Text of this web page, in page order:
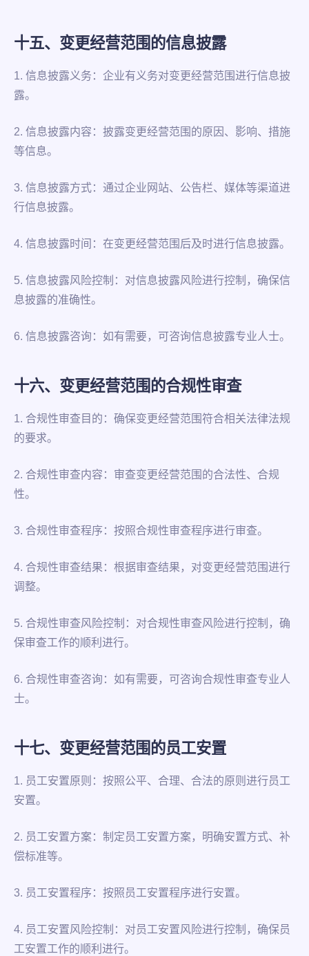
十五、变更经营范围的信息披露
1. 信息披露义务：企业有义务对变更经营范围进行信息披
露。
2. 信息披露内容：披露变更经营范围的原因、影响、措施
等信息。
3. 信息披露方式：通过企业网站、公告栏、媒体等渠道进
行信息披露。
4. 信息披露时间：在变更经营范围后及时进行信息披露。
5. 信息披露风险控制：对信息披露风险进行控制，确保信
息披露的准确性。
6. 信息披露咨询：如有需要，可咨询信息披露专业人士。
十六、变更经营范围的合规性审查
1. 合规性审查目的：确保变更经营范围符合相关法律法规
的要求。
2. 合规性审查内容：审查变更经营范围的合法性、合规
性。
3. 合规性审查程序：按照合规性审查程序进行审查。
4. 合规性审查结果：根据审查结果，对变更经营范围进行
调整。
5. 合规性审查风险控制：对合规性审查风险进行控制，确
保审查工作的顺利进行。
6. 合规性审查咨询：如有需要，可咨询合规性审查专业人
士。
十七、变更经营范围的员工安置
1. 员工安置原则：按照公平、合理、合法的原则进行员工
安置。
2. 员工安置方案：制定员工安置方案，明确安置方式、补
偿标准等。
3. 员工安置程序：按照员工安置程序进行安置。
4. 员工安置风险控制：对员工安置风险进行控制，确保员
工安置工作的顺利进行。